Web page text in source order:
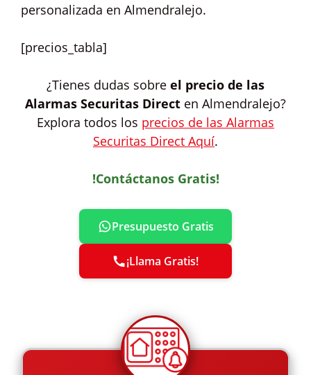
personalizada en Almendralejo.
[precios_tabla]
¿Tienes dudas sobre el precio de las
Alarmas Securitas Direct en Almendralejo?
Explora todos los precios de las Alarmas
Securitas Direct Aquí.
!Contáctanos Gratis!
Presupuesto Gratis
¡Llama Gratis!